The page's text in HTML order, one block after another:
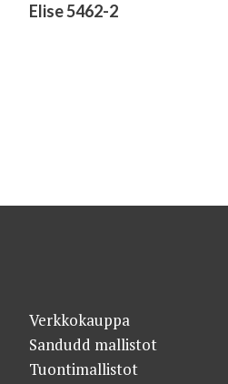
Elise 5462-2
Verkkokauppa
Sandudd mallistot
Tuontimallistot